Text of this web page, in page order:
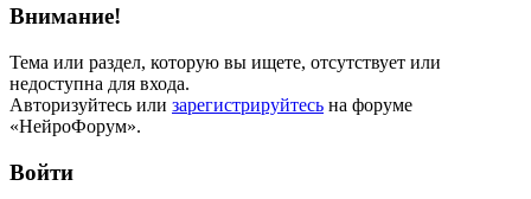
Внимание!
Тема или раздел, которую вы ищете, отсутствует или
недоступна для входа.
Авторизуйтесь или зарегистрируйтесь на форуме
«НейроФорум».
Войти